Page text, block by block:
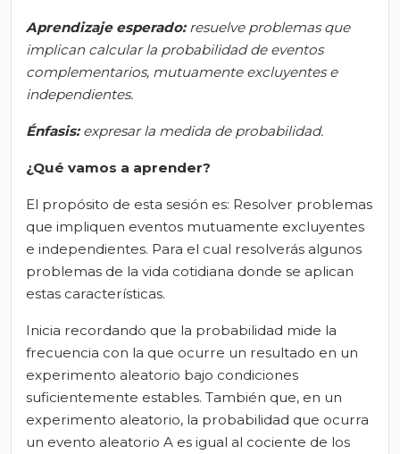
Aprendizaje esperado: resuelve problemas que
implican calcular la probabilidad de eventos
complementarios, mutuamente excluyentes e
independientes.
Énfasis: expresar la medida de probabilidad.
¿Qué vamos a aprender?
El propósito de esta sesión es: Resolver problemas
que impliquen eventos mutuamente excluyentes
e independientes. Para el cual resolverás algunos
problemas de la vida cotidiana donde se aplican
estas características.
Inicia recordando que la probabilidad mide la
frecuencia con la que ocurre un resultado en un
experimento aleatorio bajo condiciones
suficientemente estables. También que, en un
experimento aleatorio, la probabilidad que ocurra
un evento aleatorio A es igual al cociente de los